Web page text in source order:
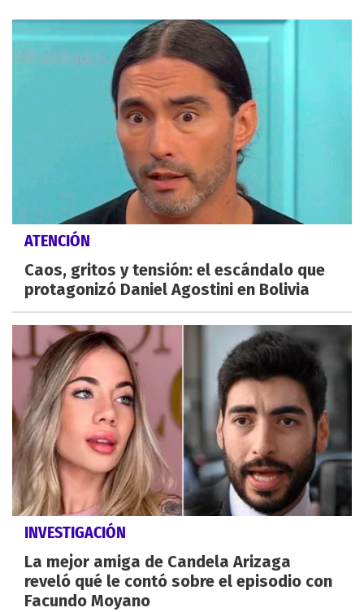
ATENCIÓN
Caos, gritos y tensión: el escándalo que
protagonizó Daniel Agostini en Bolivia
INVESTIGACIÓN
La mejor amiga de Candela Arizaga
reveló qué le contó sobre el episodio con
Facundo Moyano